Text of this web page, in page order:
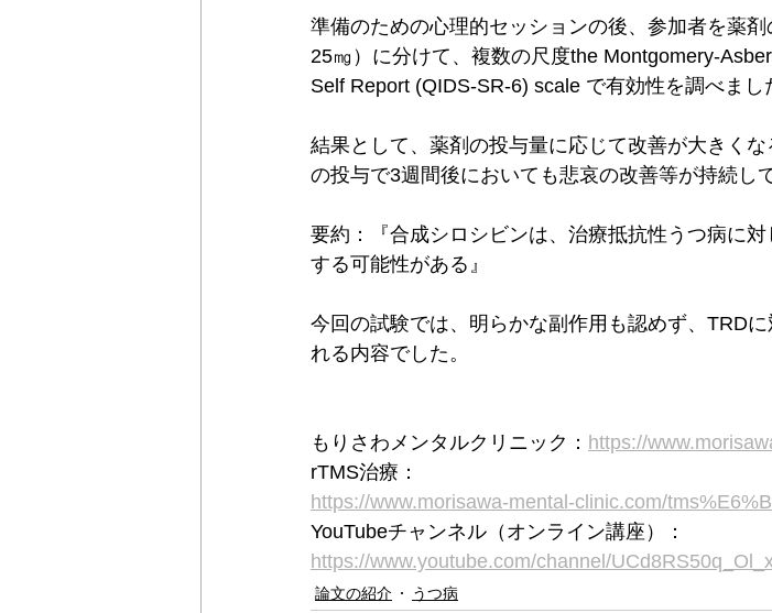
準備のための心理的セッションの後、参加者を薬
25㎎）に分けて、複数の尺度the Montgomery-
Self Report (QIDS-SR-6) scale で有効性を調べまし
結果として、薬剤の投与量に応じて改善が大きく
の投与で3週間後においても悲哀の改善等が持続し
要約：『合成シロシビンは、治療抵抗性うつ病に
する可能性がある』
今回の試験では、明らかな副作用も認めず、TRD
れる内容でした。
もりさわメンタルクリニック： https://
rTMS治療：
https://www.morisawa-mental-clinic.com/
YouTubeチャンネル（オンライン講座）：
https://www.youtube.com/channel/
論文の紹介 うつ病